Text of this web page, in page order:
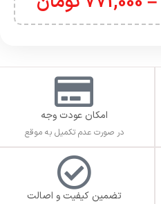
امکان عودت وجه
در صورت عدم تکمیل به موقع
تضمین کیفیت و اصالت